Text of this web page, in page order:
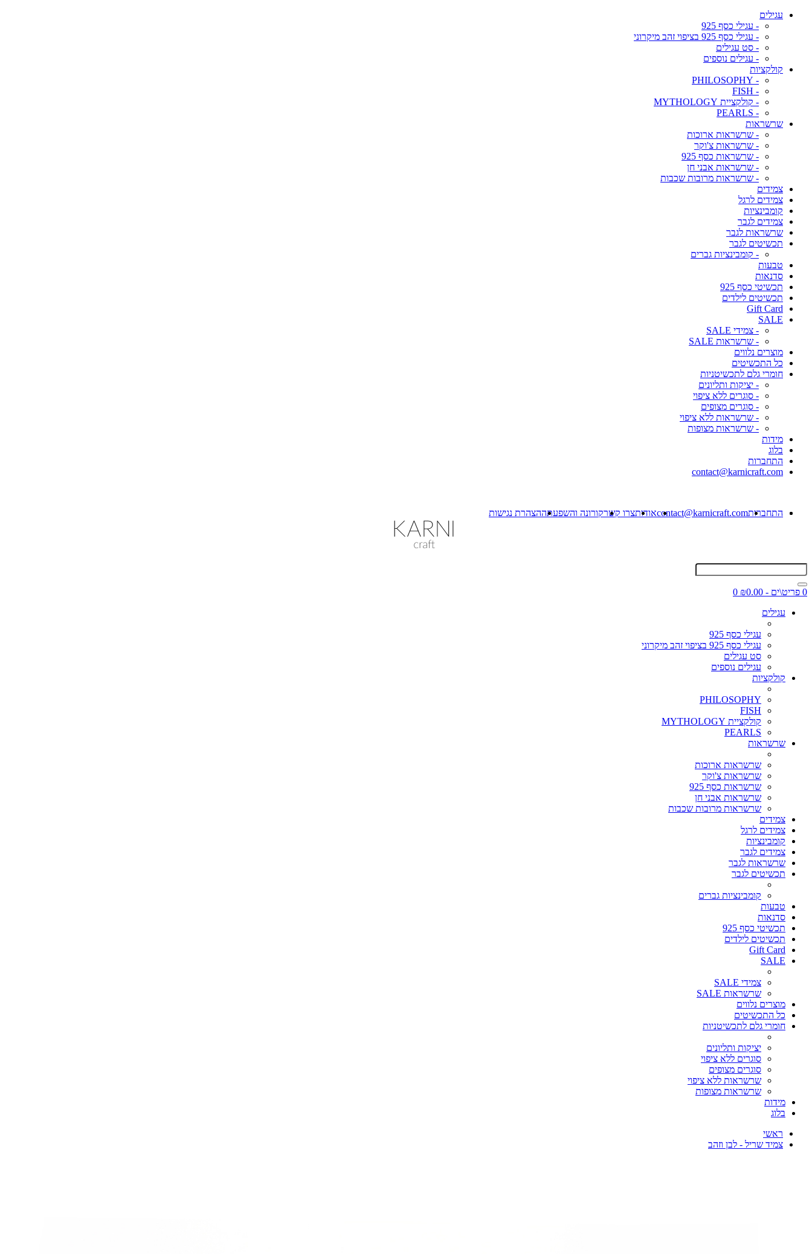
עגילים
- עגילי כסף 925
- עגילי כסף 925 בציפוי זהב מיקרוני
- סט עגילים
- עגילים נוספים
קולקציות
- PHILOSOPHY
- FISH
- קולקציית MYTHOLOGY
- PEARLS
שרשראות
- שרשראות ארוכות
- שרשראות צ'וקר
- שרשראות כסף 925
- שרשראות אבני חן
- שרשראות מרובות שכבות
צמידים
צמידים לרגל
קומבינציות
צמידים לגבר
שרשראות לגבר
תכשיטים לגבר
- קומבינציות גברים
טבעות
סדנאות
תכשיטי כסף 925
תכשיטים לילדים
Gift Card
SALE
- צמידי SALE
- שרשראות SALE
מוצרים נלווים
כל התכשיטים
חומרי גלם לתכשיטניות
- יציקות ותליונים
- סוגרים ללא ציפוי
- סוגרים מצופים
- שרשראות ללא ציפוי
- שרשראות מצופות
מידות
בלוג
התחברות
contact@karnicraft.com
התחברותcontact@karnicraft.comאודותצרו קשרקורונה והשפעתההצהרת נגישות
0 פריט\ים - ₪0.00
0
עגילים
עגילי כסף 925
עגילי כסף 925 בציפוי זהב מיקרוני
סט עגילים
עגילים נוספים
קולקציות
PHILOSOPHY
FISH
קולקציית MYTHOLOGY
PEARLS
שרשראות
שרשראות ארוכות
שרשראות צ'וקר
שרשראות כסף 925
שרשראות אבני חן
שרשראות מרובות שכבות
צמידים
צמידים לרגל
קומבינציות
צמידים לגבר
שרשראות לגבר
תכשיטים לגבר
קומבינציות גברים
טבעות
סדנאות
תכשיטי כסף 925
תכשיטים לילדים
Gift Card
SALE
צמידי SALE
שרשראות SALE
מוצרים נלווים
כל התכשיטים
חומרי גלם לתכשיטניות
יציקות ותליונים
סוגרים ללא ציפוי
סוגרים מצופים
שרשראות ללא ציפוי
שרשראות מצופות
מידות
בלוג
ראשי
צמיד שריל - לבן וזהב